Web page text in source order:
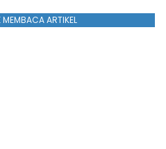
ARTIKEL